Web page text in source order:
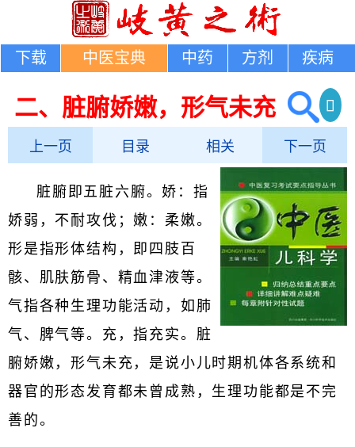
下载 中医宝典 中药 方剂 疾病
二、脏腑娇嫩，形气未充
上一页 目录 相关 下一页
脏腑即五脏六腑。娇：指
娇弱，不耐攻伐；嫩：柔嫩。
形是指形体结构，即四肢百
骸、肌肤筋骨、精血津液等。
气指各种生理功能活动，如肺
气、脾气等。充，指充实。脏
腑娇嫩，形气未充，是说小儿时期机体各系统和
器官的形态发育都未曾成熟，生理功能都是不完
善的。